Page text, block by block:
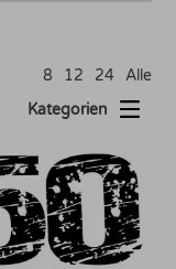
8 12 24 Alle
Kategorien